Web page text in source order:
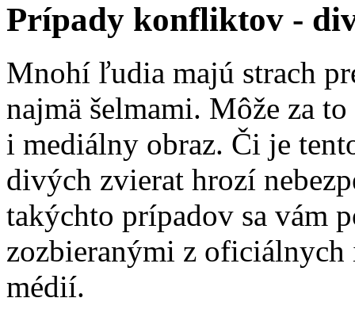
Prípady konfliktov -
Mnohí ľudia majú strach
najmä šelmami. Môže za
i mediálny obraz. Či je
divých zvierat hrozí
takýchto prípadov sa vám
zozbieranými z
médií.